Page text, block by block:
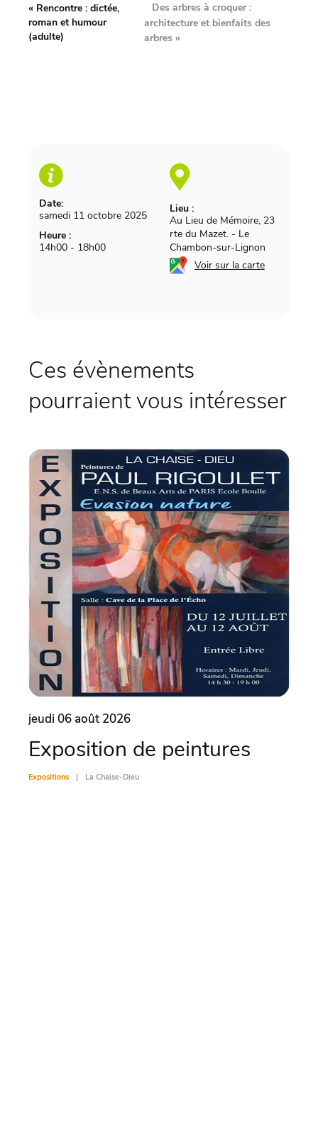
Date:
samedi 11 octobre 2025
Heure :
14h00 - 18h00
Lieu :
Au Lieu de Mémoire, 23
rte du Mazet. - Le
Chambon-sur-Lignon
Voir sur la carte
« Rencontre : dictée,
roman et humour
(adulte)
Des arbres à croquer :
architecture et bienfaits des
arbres »
Ces évènements
pourraient vous intéresser
jeudi 06 août 2026
Exposition de peintures
Expositions La Chaise-Dieu